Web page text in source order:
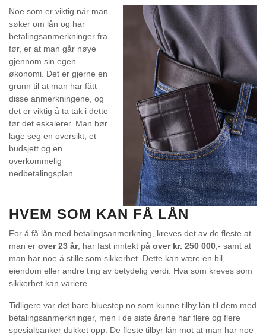
Noe som er viktig når man
søker om lån og har
betalingsanmerkninger fra
før, er at man går nøye
gjennom sin egen
økonomi. Det er gjerne en
grunn til at man har fått
disse anmerkningene, og
det er viktig å ta tak i dette
før det eskalerer. Man bør
lage seg en oversikt, et
budsjett og en
overkommelig
nedbetalingsplan.
HVEM SOM KAN FÅ LÅN
For å få lån med betalingsanmerkning, kreves det av de fleste at
man er over 23 år, har fast inntekt på over kr. 250 000,- samt at
man har noe å stille som sikkerhet. Dette kan være en bil,
eiendom eller andre ting av betydelig verdi. Hva som kreves som
sikkerhet kan variere.
Tidligere var det bare bluestep.no som kunne tilby lån til dem med
betalingsanmerkninger, men i de siste årene har flere og flere
spesialbanker dukket opp. De fleste tilbyr lån mot at man har noe